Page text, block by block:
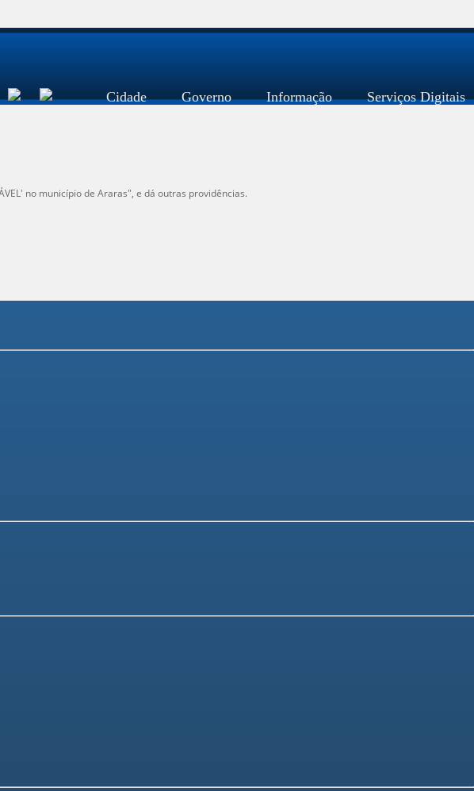
Cidade Governo Informação Serviços Digitais
no município de Araras", e dá outras providências.